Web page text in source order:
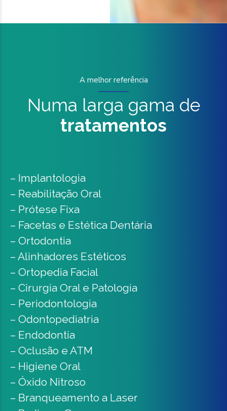
A melhor referência
Numa larga gama de
tratamentos
– Implantologia
– Reabilitação Oral
– Prótese Fixa
– Facetas e Estética Dentária
– Ortodontia
– Alinhadores Estéticos
– Ortopedia Facial
– Cirurgia Oral e Patologia
– Periodontologia
– Odontopediatria
– Endodontia
– Oclusão e ATM
– Higiene Oral
– Óxido Nitroso
– Branqueamento a Laser